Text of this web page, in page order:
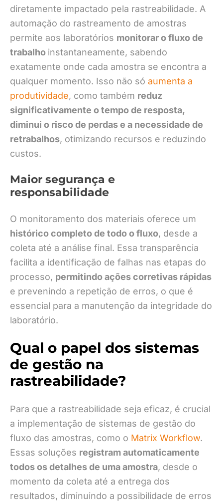
diretamente impactado pela rastreabilidade. A
automação do rastreamento de amostras
permite aos laboratórios monitorar o fluxo de
trabalho instantaneamente, sabendo
exatamente onde cada amostra se encontra a
qualquer momento. Isso não só aumenta a
produtividade, como também reduz
significativamente o tempo de resposta,
diminui o risco de perdas e a necessidade de
retrabalhos, otimizando recursos e reduzindo
custos.
Maior segurança e
responsabilidade
O monitoramento dos materiais oferece um
histórico completo de todo o fluxo, desde a
coleta até a análise final. Essa transparência
facilita a identificação de falhas nas etapas do
processo, permitindo ações corretivas rápidas
e prevenindo a repetição de erros, o que é
essencial para a manutenção da integridade do
laboratório.
Qual o papel dos sistemas
de gestão na
rastreabilidade?
Para que a rastreabilidade seja eficaz, é crucial
a implementação de sistemas de gestão do
fluxo das amostras, como o Matrix Workflow.
Essas soluções registram automaticamente
todos os detalhes de uma amostra, desde o
momento da coleta até a entrega dos
resultados, diminuindo a possibilidade de erros